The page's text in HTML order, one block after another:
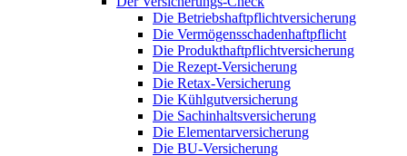
Die Betriebshaftpflichtversicherung
Die Vermögensschadenhaftpflicht
Die Produkthaftpflichtversicherung
Die Rezept-Versicherung
Die Retax-Versicherung
Die Kühlgutversicherung
Die Sachinhaltsversicherung
Die Elementarversicherung
Die BU-Versicherung